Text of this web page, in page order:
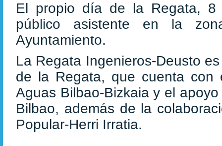
El propio día de la Regata, 8
público asistente en la
Ayuntamiento.
La Regata Ingenieros-Deusto
de la Regata, que cuenta con
Aguas Bilbao-Bizkaia y el
Bilbao, además de la
Popular-Herri Irratia.